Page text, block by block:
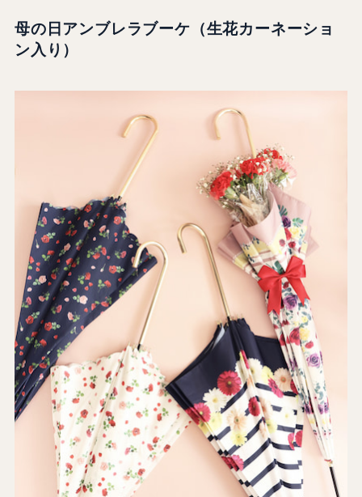
母の日アンブレラブーケ（生花カーネーショ
ン入り）